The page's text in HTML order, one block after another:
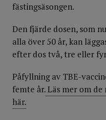
fästingsäsongen.
Den fjärde dosen, som
alla över 50 år, kan
efter dos två, tre eller
Påfyllning av TBE-
femte år.Läs mer om
här.